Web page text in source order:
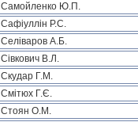
Самойленко Ю.П.
Сафіуллін Р.С.
Селіваров А.Б.
Сівкович В.Л.
Скудар Г.М.
Смітюх Г.Є.
Стоян О.М.